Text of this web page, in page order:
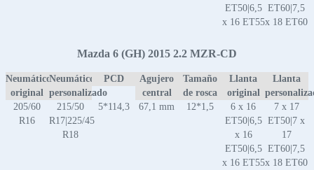
ET50|6,5
x 16 ET55
ET60|7,5
x 18 ET60
Mazda 6 (GH) 2015 2.2 MZR-CD
Neumático
original
Neumático
personalizado
PCD
Agujero
central
Tamaño
de rosca
Llanta
original
Llanta
205/60
R16
215/50
R17|225/45
R18
5*114,3 67,1 mm 12*1,5
6 x 16
ET50|6,5
x 16
ET50|6,5
x 16 ET55
7 x 17
ET50|7 x
17
ET60|7,5
x 18 ET60